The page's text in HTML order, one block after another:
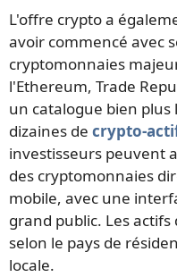
L'offre crypto a
avoir commencé avec
cryptomonnaies
l'Ethereum, Trade
un catalogue bien
dizaines de crypto-
investisseurs peuvent
des cryptomonnaies
mobile, avec une
grand public. Les
selon le pays de
locale.